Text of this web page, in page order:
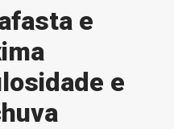
e
e